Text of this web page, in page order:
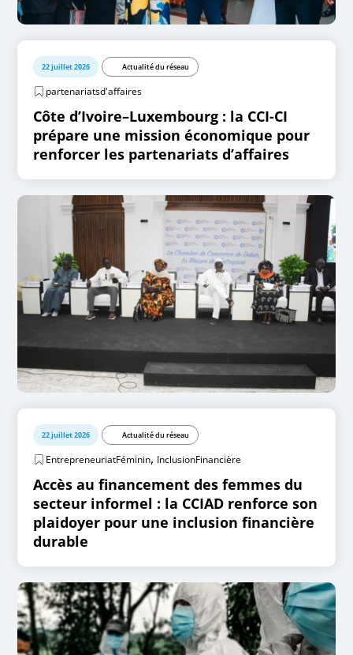
22 juillet 2026 Actualité du réseau
partenariatsd'affaires
Côte d’Ivoire–Luxembourg : la CCI-CI
prépare une mission économique pour
renforcer les partenariats d’affaires
22 juillet 2026 Actualité du réseau
EntrepreneuriatFéminin, InclusionFinancière
Accès au financement des femmes du
secteur informel : la CCIAD renforce son
plaidoyer pour une inclusion financière
durable